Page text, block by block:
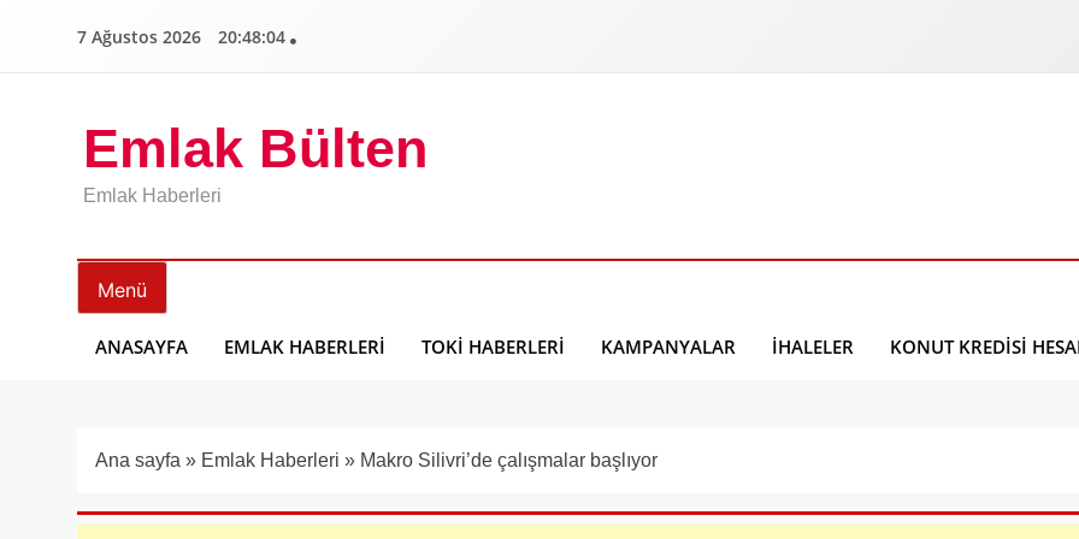
7 Ağustos 2026 20:48:05
Emlak Bülten
Emlak Haberleri
Menü
ANASAYFA EMLAK HABERLERI TOKI HABERLERI KAMPANYALAR İHALELER KONUT KREDISI
Ana sayfa » Emlak Haberleri » Makro Silivri’de çalışmalar başlıyor